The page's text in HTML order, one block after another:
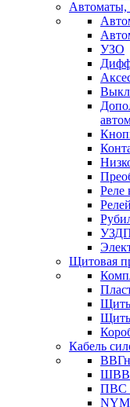
Автоматы,
УЗО
Реле
Щитовая
Щиты
Кабель
ПВС
NYM